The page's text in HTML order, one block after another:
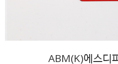
ABM(K)에스디